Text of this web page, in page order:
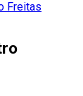
Freitas